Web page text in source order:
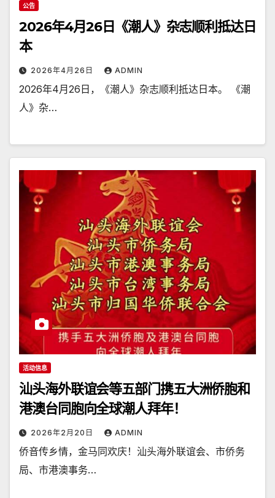
公告
2026年4月26日《潮人》杂志顺利抵达日
本
2026年4月26日 ADMIN
2026年4月26日，《潮人》杂志顺利抵达日本。 《潮
人》杂…
活动信息
汕头海外联谊会等五部门携五大洲侨胞和
港澳台同胞向全球潮人拜年！
2026年2月20日 ADMIN
侨音传乡情，金马同欢庆！汕头海外联谊会、市侨务
局、市港澳事务…